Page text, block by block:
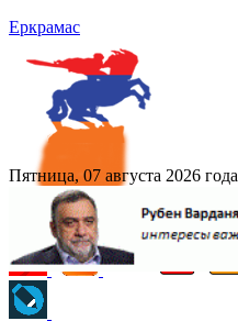
Еркрамас
Пятница, 07 августа 2026 года